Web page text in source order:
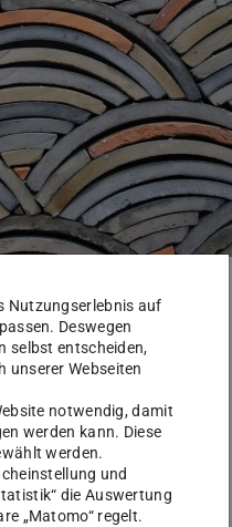
Nutzungserlebnis auf
Deswegen
selbst entscheiden,
unserer Webseiten
notwendig, damit
werden kann. Diese
werden.
und
die Auswertung
„Matomo“ regelt.